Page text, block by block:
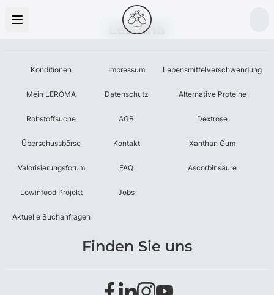
Leroma
Konditionen
Mein LEROMA
Rohstoffsuche
Überschussbörse
Valorisierungsforum
Lowinfood Projekt
Aktuelle Suchanfragen
Impressum
Datenschutz
AGB
Kontakt
FAQ
Jobs
Lebensmittelverschwendung
Alternative Proteine
Dextrose
Xanthan Gum
Ascorbinsäure
Finden Sie uns